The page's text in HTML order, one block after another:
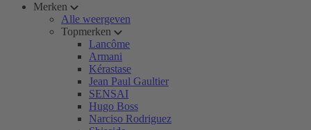
Merken
Alle weergeven
Topmerken
Lancôme
Armani
Kérastase
Jean Paul Gaultier
SENSAI
Hugo Boss
Narciso Rodriguez